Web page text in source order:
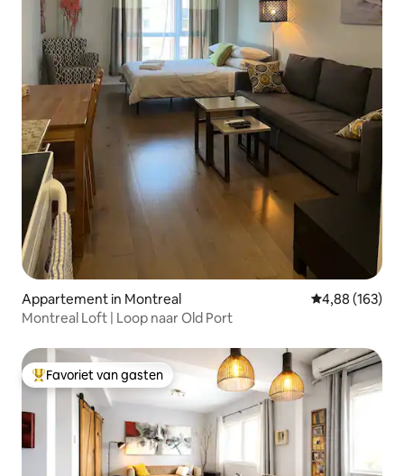
Appartement in Montreal Gemiddelde
4,88 (163)
Montreal Loft | Loop naar Old Port
Topfavoriet van gasten
Favoriet van gasten